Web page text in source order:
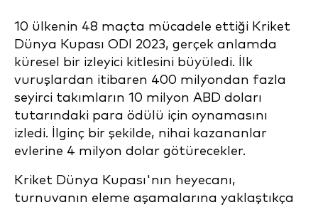
10 ülkenin 48 maçta mücadele ettiği Kriket
Dünya Kupası ODI 2023, gerçek anlamda
küresel bir izleyici kitlesini büyüledi. İlk
vuruşlardan itibaren 400 milyondan fazla
seyirci takımların 10 milyon ABD doları
tutarındaki para ödülü için oynamasını
izledi. İlginç bir şekilde, nihai kazananlar
evlerine 4 milyon dolar götürecekler.
Kriket Dünya Kupası'nın heyecanı,
turnuvanın eleme aşamalarına yaklaştıkça